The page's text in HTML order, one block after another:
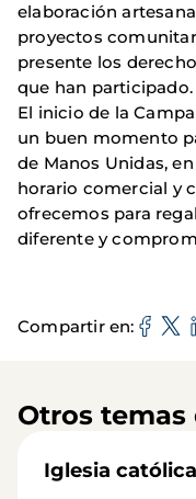
elaboración
proyectos
presente los
que han participado.
El inicio de la
un buen momento
de Manos Unidas,
horario comercial y
ofrecemos para
diferente y
Compartir en
Otros
Iglesia católica